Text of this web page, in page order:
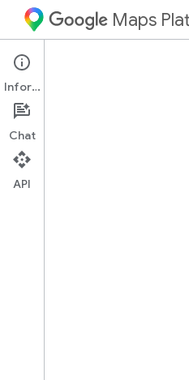
Maps
Mobility Services
Comprender cómo usar Fleet
Google
Información
Chat
API